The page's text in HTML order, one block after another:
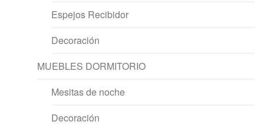
Espejos Recibidor
Decoración
MUEBLES DORMITORIO
Mesitas de noche
Decoración